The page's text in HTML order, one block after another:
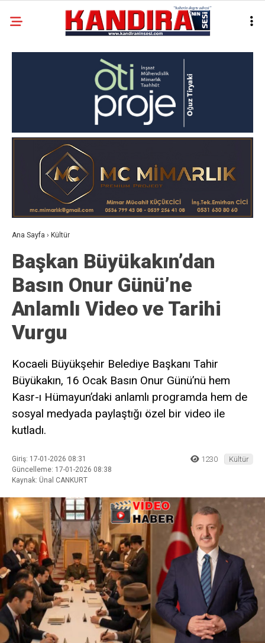
Ana Sayfa › Kültür
Başkan Büyükakın’dan
Basın Onur Günü’ne
Anlamlı Video ve Tarihi
Vurgu
Kocaeli Büyükşehir Belediye Başkanı Tahir
Büyükakın, 16 Ocak Basın Onur Günü’nü hem
Kasr-ı Hümayun’daki anlamlı programda hem de
sosyal medyada paylaştığı özel bir video ile
kutladı.
Giriş: 17-01-2026 08:31
Güncelleme: 17-01-2026 08:38
Kaynak: Ünal CANKURT
1230 Kültür